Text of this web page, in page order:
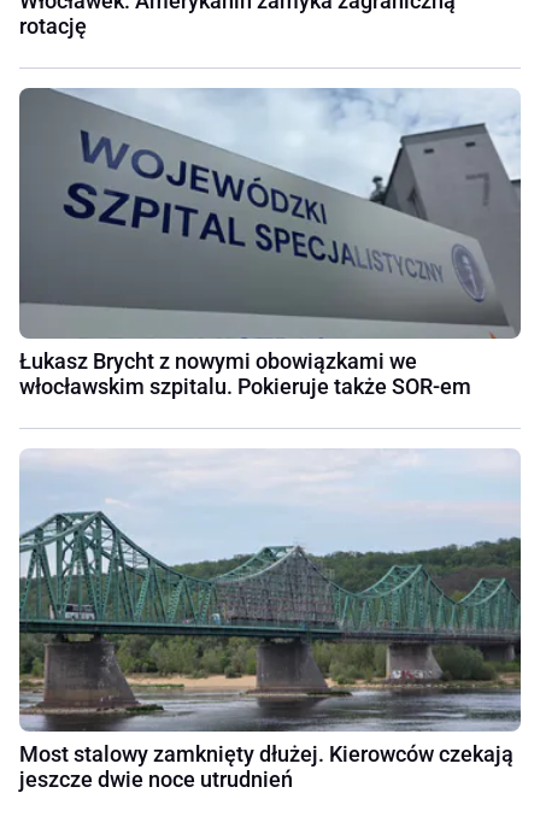
rotację
Łukasz Brycht z nowymi obowiązkami we
włocławskim szpitalu. Pokieruje także SOR-em
Most stalowy zamknięty dłużej. Kierowców czekają
jeszcze dwie noce utrudnień